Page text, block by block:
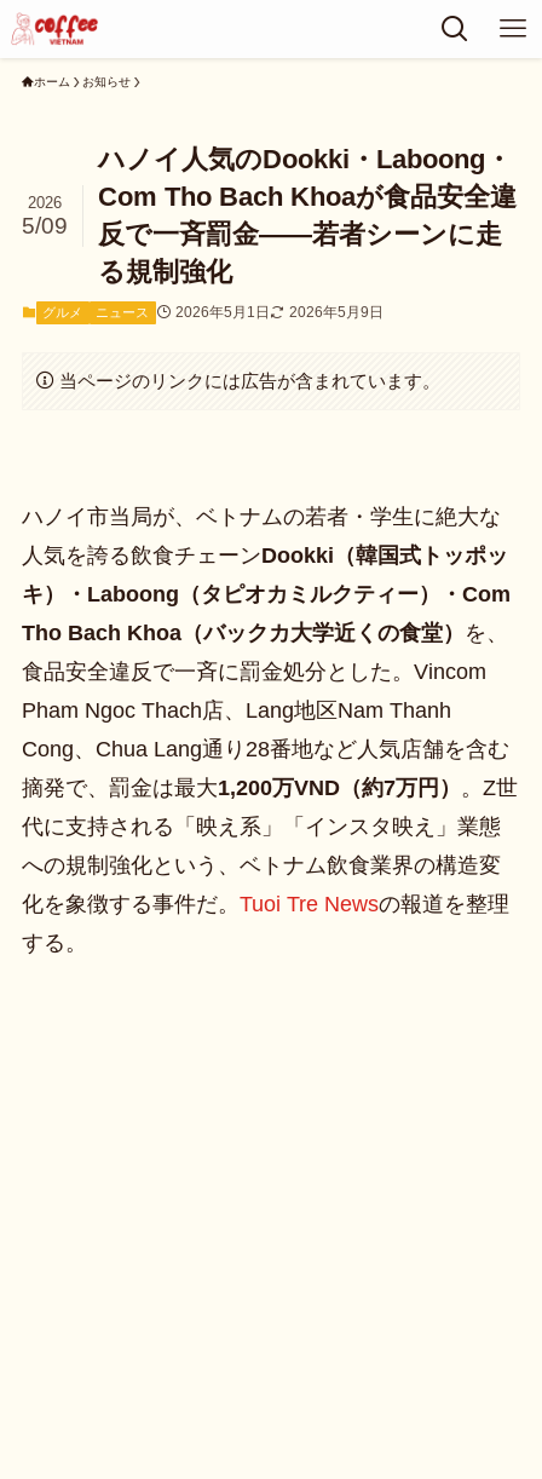
ホーム お知らせ
ハノイ人気のDookki・Laboong・
Com Tho Bach Khoaが食品安全違
反で一斉罰金——若者シーンに走
る規制強化
2026
5/09
グルメ ニュース 2026年5月1日 2026年5月9日
当ページのリンクには広告が含まれています。
ハノイ市当局が、ベトナムの若者・学生に絶大な
人気を誇る飲食チェーンDookki（韓国式トッポッ
キ）・Laboong（タピオカミルクティー）・Com
Tho Bach Khoa（バックカ大学近くの食堂）
を、
食品安全違反で一斉に罰金処分とした。Vincom
Pham Ngoc Thach店、Lang地区Nam Thanh
Cong、Chua Lang通り28番地など人気店舗を含む
摘発で、罰金は最大1,200万VND（約7万円）
。Z世
代に支持される「映え系」「インスタ映え」業態
への規制強化という、ベトナム飲食業界の構造変
化を象徴する事件だ。 Tuoi Tre Newsの報道を整理
する。